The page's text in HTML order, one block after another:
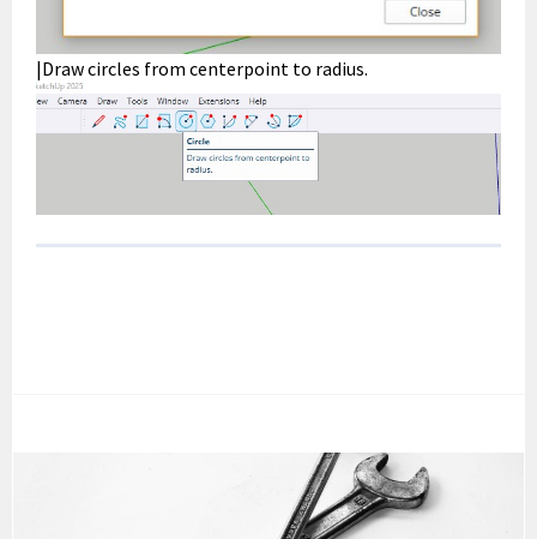
|Draw circles from centerpoint to radius.